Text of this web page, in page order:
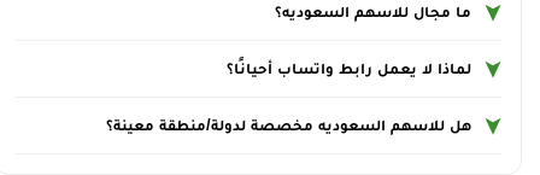
ما مجال للاسهم السعوديه؟
لماذا لا يعمل رابط واتساب أحيانًا؟
هل للاسهم السعوديه مخصصة لدولة/منطقة معينة؟